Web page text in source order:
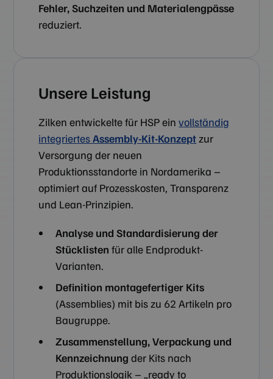
Fehler, Suchzeiten und Materialengpässe
reduziert.
Unsere Leistung
Zilken entwickelte für HSP einvollständig
integriertesAssembly-Kit-Konzeptzur
Versorgung der neuen
Produktionsstandorte in Nordamerika –
optimiert auf Prozesskosten, Transparenz
und Lean-Prinzipien.
Analyse und Standardisierung der
Stücklisten für alle Endprodukt-
Varianten.
Definition montagefertiger Kits
(Assemblies) mit bis zu 62 Artikeln pro
Baugruppe.
Zusammenstellung, Verpackung und
Kennzeichnung der Kits nach
Produktionslogik – „ready to